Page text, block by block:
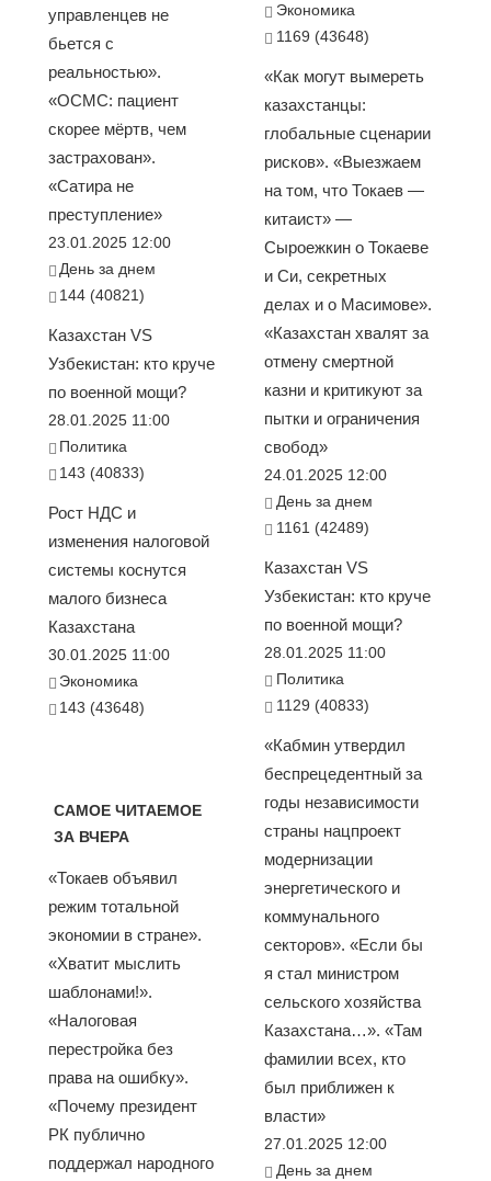
управленцев не
бьется с
реальностью».
«ОСМС: пациент
скорее мёртв, чем
застрахован».
«Сатира не
преступление»
23.01.2025 12:00
День за днем
144 (40821)
Казахстан VS
Узбекистан: кто круче
по военной мощи?
28.01.2025 11:00
Политика
143 (40833)
Рост НДС и
изменения налоговой
системы коснутся
малого бизнеса
Казахстана
30.01.2025 11:00
Экономика
143 (43648)
САМОЕ ЧИТАЕМОЕ
ЗА ВЧЕРА
«Токаев объявил
режим тотальной
экономии в стране».
«Хватит мыслить
шаблонами!».
«Налоговая
перестройка без
права на ошибку».
«Почему президент
РК публично
поддержал народного
Экономика
1169 (43648)
«Как могут вымереть
казахстанцы:
глобальные сценарии
рисков». «Выезжаем
на том, что Токаев —
китаист» —
Сыроежкин о Токаеве
и Си, секретных
делах и о Масимове».
«Казахстан хвалят за
отмену смертной
казни и критикуют за
пытки и ограничения
свобод»
24.01.2025 12:00
День за днем
1161 (42489)
Казахстан VS
Узбекистан: кто круче
по военной мощи?
28.01.2025 11:00
Политика
1129 (40833)
«Кабмин утвердил
беспрецедентный за
годы независимости
страны нацпроект
модернизации
энергетического и
коммунального
секторов». «Если бы
я стал министром
сельского хозяйства
Казахстана…». «Там
фамилии всех, кто
был приближен к
власти»
27.01.2025 12:00
День за днем